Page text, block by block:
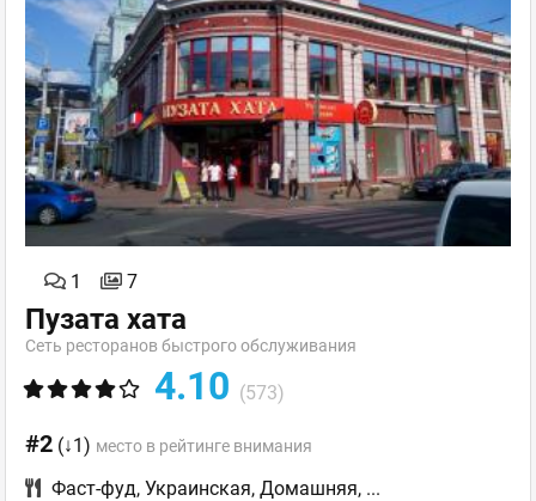
1 7
Пузата хата
Сеть ресторанов быстрого обслуживания
4.10 (573)
#2 (↓1) место в рейтинге внимания
Фаст-фуд, Украинская, Домашняя, ...